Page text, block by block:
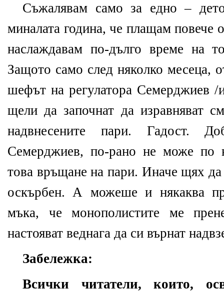
Съжалявам само за едно –
миналата година, че плащам повече
наслаждавам по-дълго време на
Защото само след няколко месеца,
шефът на регулатора Семерджиев /
щели да започнат да изравняват
надвнесените пари. Гадост.
Семерджиев, по-рано не може по
това връщане на пари. Иначе щях
оскърбен. А можеше и някаква
мъка, че монополистите ме
настояват веднага да си върнат
Забележка:
Всички читатели, които,